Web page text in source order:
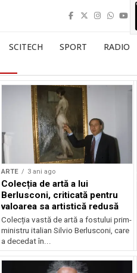
SCITECH SPORT RADIO
ARTE 3 ani ago
Colecția de artă a lui
Berlusconi, criticată pentru
valoarea sa artistică redusă
Colecția vastă de artă a fostului prim-
ministru italian Silvio Berlusconi, care
a decedat în...